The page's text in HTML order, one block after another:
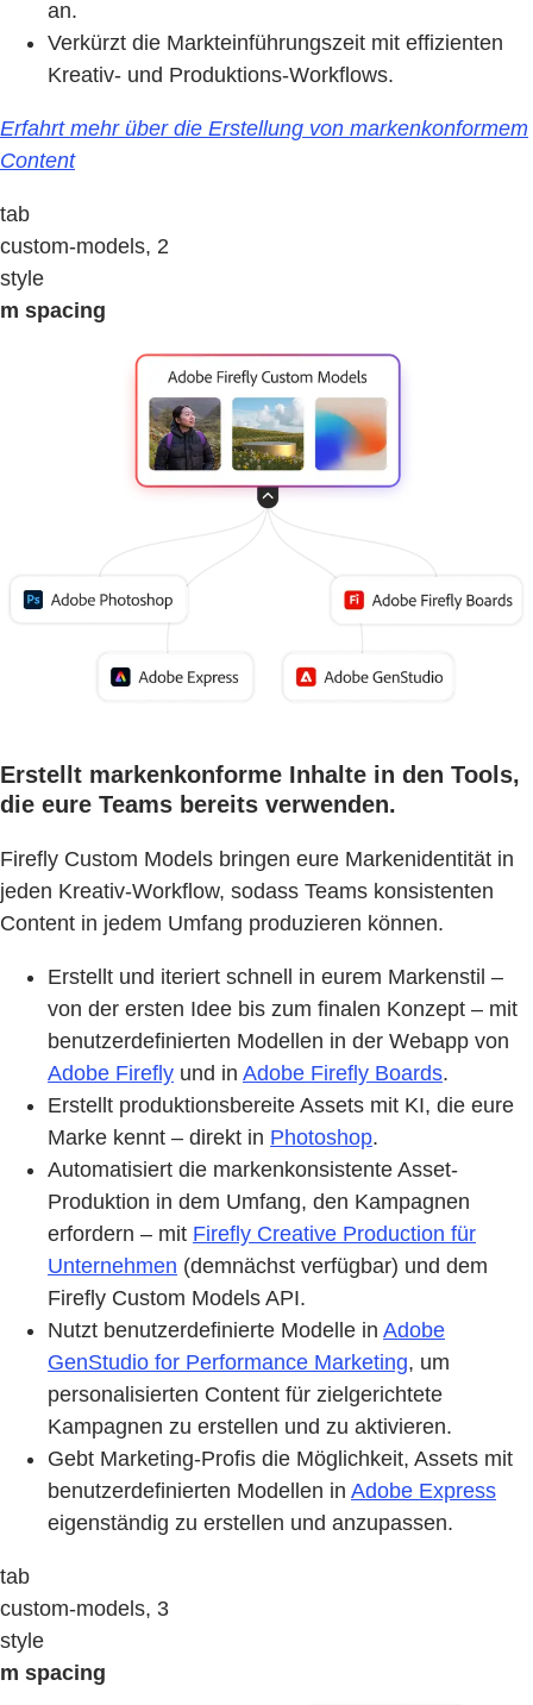
an.
Verkürzt die Markteinführungszeit mit effizienten
Kreativ- und Produktions-Workflows.
Erfahrt mehr über die Erstellung von markenkonformem
Content
tab
custom-models, 2
style
m spacing
Erstellt markenkonforme Inhalte in den Tools,
die eure Teams bereits verwenden.
Firefly Custom Models bringen eure Markenidentität in
jeden Kreativ-Workflow, sodass Teams konsistenten
Content in jedem Umfang produzieren können.
Erstellt und iteriert schnell in eurem Markenstil –
von der ersten Idee bis zum finalen Konzept – mit
benutzerdefinierten Modellen in der Webapp von
Adobe Firefly und in Adobe Firefly Boards.
Erstellt produktionsbereite Assets mit KI, die eure
Marke kennt – direkt in Photoshop.
Automatisiert die markenkonsistente Asset-
Produktion in dem Umfang, den Kampagnen
erfordern – mit Firefly Creative Production für
Unternehmen (demnächst verfügbar) und dem
Firefly Custom Models API.
Nutzt benutzerdefinierte Modelle in Adobe
GenStudio for Performance Marketing, um
personalisierten Content für zielgerichtete
Kampagnen zu erstellen und zu aktivieren.
Gebt Marketing-Profis die Möglichkeit, Assets mit
benutzerdefinierten Modellen in Adobe Express
eigenständig zu erstellen und anzupassen.
tab
custom-models, 3
style
m spacing